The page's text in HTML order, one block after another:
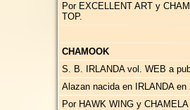
Por EXCELLENT ART y
TOP.
CHAMOOK
S. B. IRLANDA vol. WEB a
Alazan nacida en IRLANDA
Por HAWK WING y